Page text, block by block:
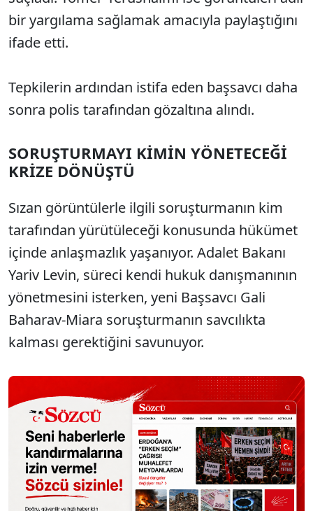
bir yargılama sağlamak amacıyla paylaştığını
ifade etti.
Tepkilerin ardından istifa eden başsavcı daha
sonra polis tarafından gözaltına alındı.
SORUŞTURMAYI KİMİN YÖNETECEĞİ
KRİZE DÖNÜŞTÜ
Sızan görüntülerle ilgili soruşturmanın kim
tarafından yürütüleceği konusunda hükümet
içinde anlaşmazlık yaşanıyor. Adalet Bakanı
Yariv Levin, süreci kendi hukuk danışmanının
yönetmesini isterken, yeni Başsavcı Gali
Baharav-Miara soruşturmanın savcılıkta
kalması gerektiğini savunuyor.